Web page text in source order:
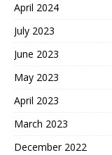
April 2024
July 2023
June 2023
May 2023
April 2023
March 2023
December 2022